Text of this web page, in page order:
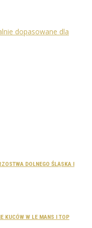
DOLNEGO ŚLĄSKA I
KUCÓW W LE MANS I TOP